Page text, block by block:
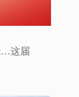
…这届